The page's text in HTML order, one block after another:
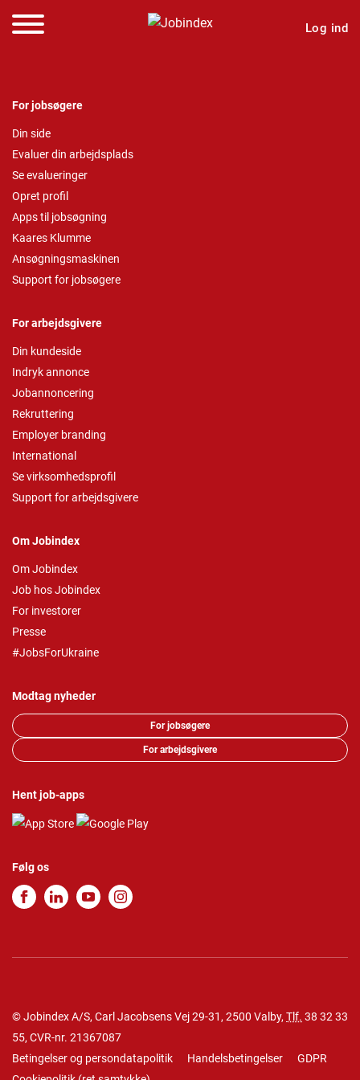
Log ind
For jobsøgere
Din side
Evaluer din arbejdsplads
Se evalueringer
Opret profil
Apps til jobsøgning
Kaares Klumme
Ansøgningsmaskinen
Support for jobsøgere
For arbejdsgivere
Din kundeside
Indryk annonce
Jobannoncering
Rekruttering
Employer branding
International
Se virksomhedsprofil
Support for arbejdsgivere
Om Jobindex
Om Jobindex
Job hos Jobindex
For investorer
Presse
#JobsForUkraine
Modtag nyheder
For jobsøgere
For arbejdsgivere
Hent job-apps
Følg os
© Jobindex A/S, Carl Jacobsens Vej 29-31, 2500 Valby, Tlf. 38 32 33
55, CVR-nr. 21367087
Betingelser og persondatapolitik
Handelsbetingelser
GDPR